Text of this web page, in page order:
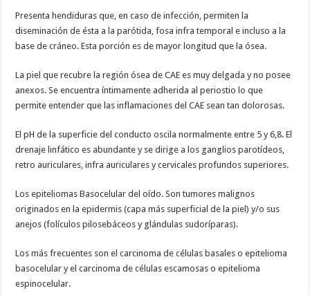
Presenta hendiduras que, en caso de infección, permiten la
diseminación de ésta a la parótida, fosa infra temporal e incluso a la
base de cráneo. Esta porción es de mayor longitud que la ósea.
La piel que recubre la región ósea de CAE es muy delgada y no posee
anexos. Se encuentra íntimamente adherida al periostio lo que
permite entender que las inflamaciones del CAE sean tan dolorosas.
El pH de la superficie del conducto oscila normalmente entre 5 y 6,8. El
drenaje linfático es abundante y se dirige a los ganglios parotídeos,
retro auriculares, infra auriculares y cervicales profundos superiores.
Los epiteliomas Basocelular del oído. Son tumores malignos
originados en la epidermis (capa más superficial de la piel) y/o sus
anejos (folículos pilosebáceos y glándulas sudoríparas).
Los más frecuentes son el carcinoma de células basales o epitelioma
basocelular y el carcinoma de células escamosas o epitelioma
espinocelular.